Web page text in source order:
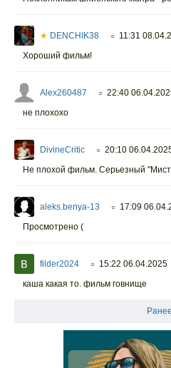
★ DENCHIK38 ○ 11:31
Хороший фильм!
Alex260487 ○ 22:40
не плохохо
DivineCritic ○ 20:10
Не плохой фильм. Серьезный
aleks.benya-13 ○ 17:09
Просмотрено (
filder2024 ○ 15:22 06.04.2025
каша какая то. фильм говнище
Ранее